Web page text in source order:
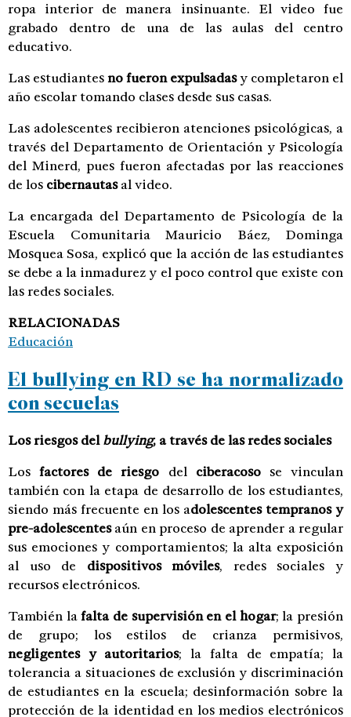
ropa interior de manera insinuante. El video fue
grabado dentro de una de las aulas del centro
educativo.
Las estudiantesno fueron expulsadasy completaron el
año escolar tomando clases desde sus casas.
Las adolescentes recibieron atenciones psicológicas, a
través del Departamento de Orientación y Psicología
del Minerd, pues fueron afectadas por las reacciones
de los cibernautasal video.
La encargada del Departamento de Psicología de la
Escuela Comunitaria Mauricio Báez, Dominga
Mosquea Sosa, explicó que la acción de las estudiantes
se debe a la inmadurez y el poco control que existe con
las redes sociales.
RELACIONADAS
Educación
El bullying en RD se ha normalizado
con secuelas
Los riesgos delbullying, a través de las redes sociales
Losfactores de riesgo del ciberacosose vinculan
también con la etapa de desarrollo de los estudiantes,
siendo más frecuente en los adolescentes tempranos y
pre-adolescentesaún en proceso de aprender a regular
sus emociones y comportamientos; la alta exposición
al uso de dispositivos móviles, redes sociales y
recursos electrónicos.
También lafalta de supervisión en el hogar; la presión
de grupo; los estilos de crianza permisivos,
negligentes y autoritarios; la falta de empatía; la
tolerancia a situaciones de exclusión y discriminación
de estudiantes en la escuela; desinformación sobre la
protección de la identidad en los medios electrónicos